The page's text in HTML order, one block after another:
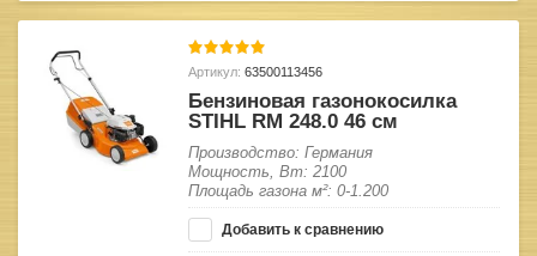
Артикул: 63500113456
Бензиновая газонокосилка
STIHL RM 248.0 46 см
Производство: Германия
Мощность, Вт: 2100
Площадь газона м²: 0-1.200
Добавить к сравнению